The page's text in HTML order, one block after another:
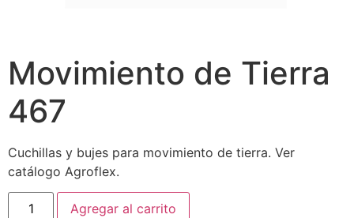
Movimiento de Tierra
467
Cuchillas y bujes para movimiento de tierra. Ver
catálogo Agroflex.
Agregar al carrito